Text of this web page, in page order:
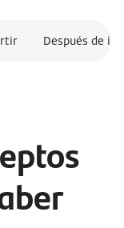
Después de